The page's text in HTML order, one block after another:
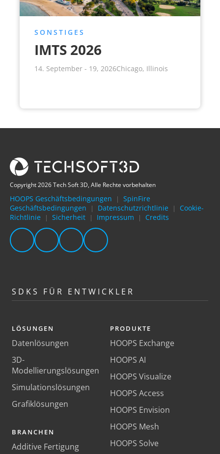
SONSTIGES
IMTS 2026
14. September - 19, 2026Chicago, Illinois
Copyright 2026 Tech Soft 3D, Alle Rechte vorbehalten
HOOPS Geschäftsbedingungen |
SpinFire
Geschäftsbedingungen
| Datenschutzrichtlinie |
Cookie-
Richtlinie
| Sicherheit | Impressum | Credits
SDKS FÜR ENTWICKLER
LÖSUNGEN
Datenlösungen
3D-
Modellierungslösungen
Simulationslösungen
Grafiklösungen
BRANCHEN
Additive Fertigung
PRODUKTE
HOOPS Exchange
HOOPS AI
HOOPS Visualize
HOOPS Access
HOOPS Envision
HOOPS Mesh
HOOPS Solve